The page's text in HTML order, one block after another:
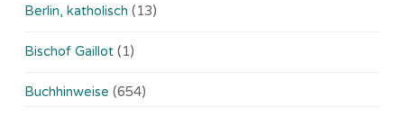
Berlin, katholisch (13)
Bischof Gaillot (1)
Buchhinweise (654)